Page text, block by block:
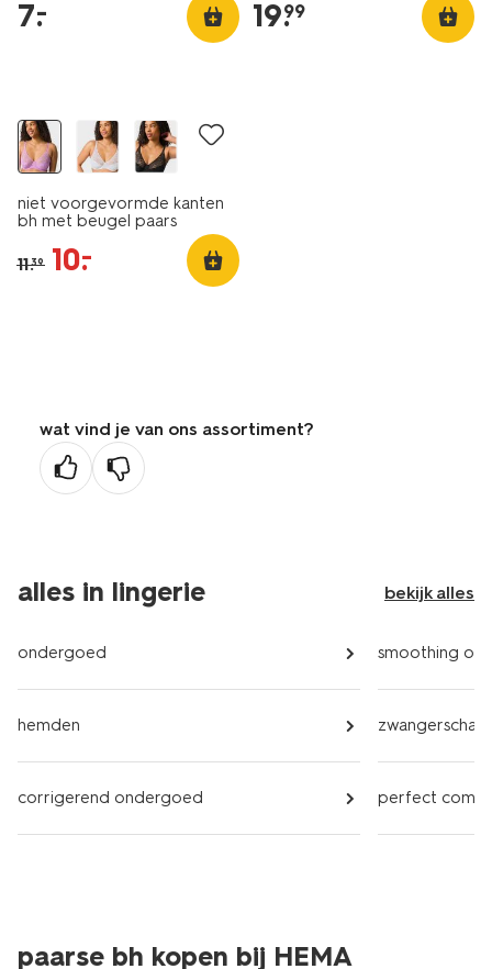
7.
– 19.
99
niet voorgevormde kanten
bh met beugel paars
11.39 10.
–
wat vind je van ons assortiment?
alles in lingerie bekijk alles
ondergoed
hemden
corrigerend ondergoed
smoothing
perfect
paarse bh kopen bij HEMA